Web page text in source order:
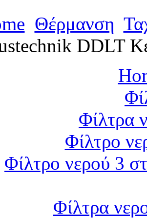
Θέρμανση
DDLT
Φίλτρα
Φίλτρο
Φίλτρο νερού 3
Φίλτρα